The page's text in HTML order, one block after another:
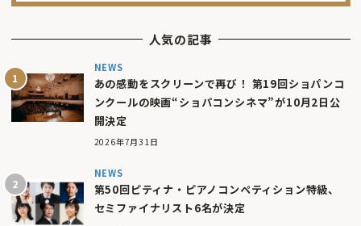
人気の記事
NEWS
あの感動をスクリーンで再び！ 第19回ショパンコ
ンクールの映画“ショパコンシネマ”が10月2日公
開決定
2026年7月31日
NEWS
第50回ピティナ・ピアノコンペティション特級、
セミファイナリスト6名が決定